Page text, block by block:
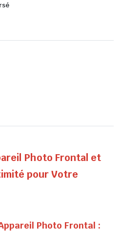
Photo Frontal et
pour Votre
Photo Frontal :